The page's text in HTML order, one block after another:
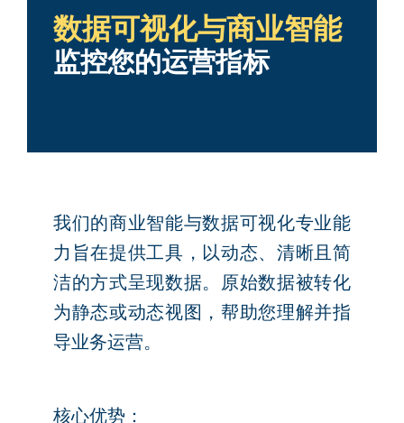
数据可视化与商业智能
监控您的运营指标
我们的商业智能与数据可视化专业能
力旨在提供工具，以动态、清晰且简
洁的方式呈现数据。原始数据被转化
为静态或动态视图，帮助您理解并指
导业务运营。
核心优势：